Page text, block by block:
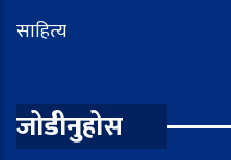
साहित्य
जोडीनुहोस